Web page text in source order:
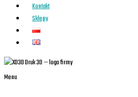
Kontakt
Sklepy
Menu